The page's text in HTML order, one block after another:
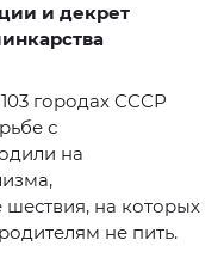
и декрет
городах СССР
с
на
на которых
не пить.